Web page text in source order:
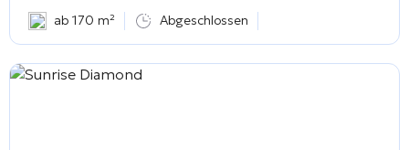
ab 170 m² Abgeschlossen